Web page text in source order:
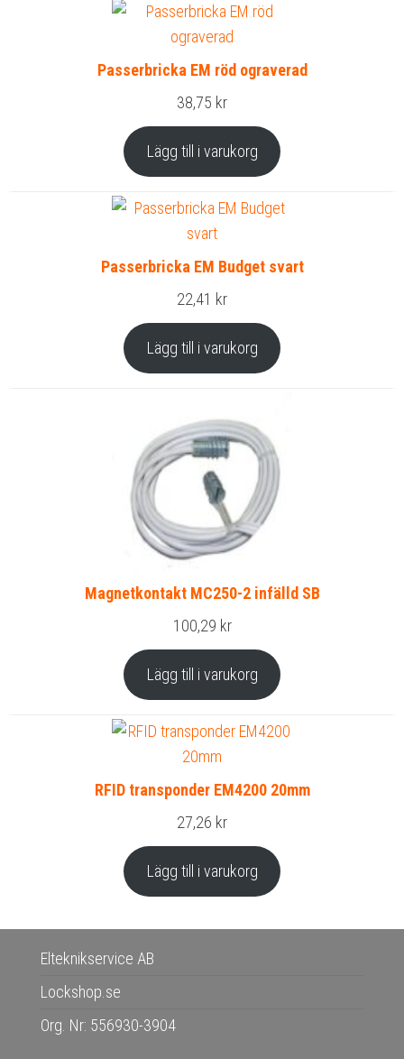
Passerbricka EM röd ograverad
38,75 kr
Lägg till i varukorg
Passerbricka EM Budget svart
22,41 kr
Lägg till i varukorg
Magnetkontakt MC250-2 infälld SB
100,29 kr
Lägg till i varukorg
RFID transponder EM4200 20mm
27,26 kr
Lägg till i varukorg
Elteknikservice AB
Lockshop.se
Org. Nr: 556930-3904